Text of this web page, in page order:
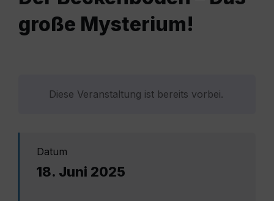
große Mysterium!
Diese Veranstaltung ist bereits vorbei.
Datum
18. Juni 2025